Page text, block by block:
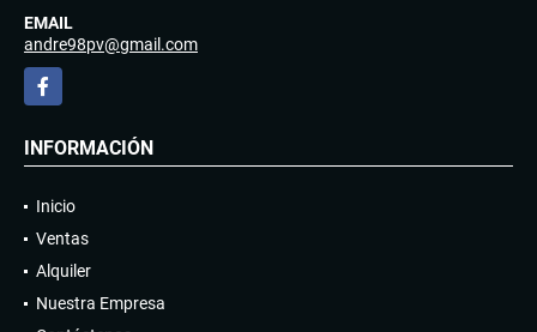
EMAIL
andre98pv@gmail.com
Facebook
INFORMACIÓN
Inicio
Ventas
Alquiler
Nuestra Empresa